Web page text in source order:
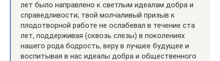
лет было направлено к светлым идеалам добра и
справедливости; твой молчаливый призыв к
плодотворной работе не ослабевал в течение ста
лет, поддерживая (сквозь слезы) в поколениях
нашего рода бодрость, веру в лучшее будущее и
воспитывая в нас идеалы добра и общественного